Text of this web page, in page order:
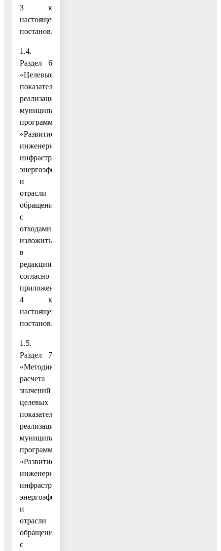
3 к
настоящему
постановлению;
1.4.
Раздел 6
«Целевые
показатели
реализации
муниципальной
программы
«Развитие
инженерной
инфраструктуры,
энергоэффективности
и
отрасли
обращения
с
отходами»,
изложить
в
редакции
согласно
приложению
4 к
настоящему
постановлению;
1.5.
Раздел 7
«Методика
расчета
значений
целевых
показателей
реализации
муниципальной
программы
«Развитие
инженерной
инфраструктуры,
энергоэффективности
и
отрасли
обращения
с